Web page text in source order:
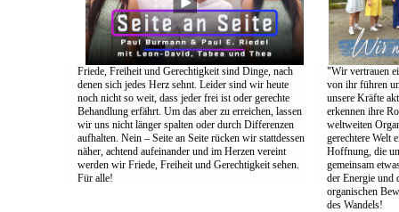
Friede, Freiheit und Gerechtigkeit sind Dinge, nach
denen sich jedes Herz sehnt. Leider sind wir heute
noch nicht so weit, dass jeder frei ist oder gerechte
Behandlung erfährt. Um das aber zu erreichen, lassen
wir uns nicht länger spalten oder durch Differenzen
aufhalten. Nein – Seite an Seite rücken wir stattdessen
näher, achtend aufeinander und im Herzen vereint
werden wir Friede, Freiheit und Gerechtigkeit sehen.
Für alle!
"Wir vertrauen
von ihr führen
unsere Kräfte
erkennen ihre
weltweiten
gerechtere Welt
Hoffnung, die
gemeinsam
der Energie und
organischen
des Wandels!